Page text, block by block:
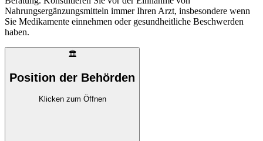
Nahrungsergänzungsmitteln immer Ihren Arzt, insbesondere wenn
Sie Medikamente einnehmen oder gesundheitliche Beschwerden
haben.
🏛️
Position der Behörden
Klicken zum Öffnen